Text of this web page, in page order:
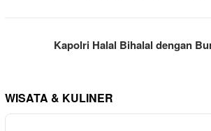
Kapolri Halal Bihalal dengan
WISATA & KULINER